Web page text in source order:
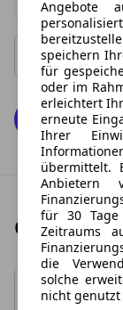
0 Vorschläge
Rate ab
Günstige
Angebote
speichern
für
oder im
erleichtert
erneute
Ihrer
übermittelt.
Anbietern
für 30
Zeitraums
die
solche
nicht genutzt